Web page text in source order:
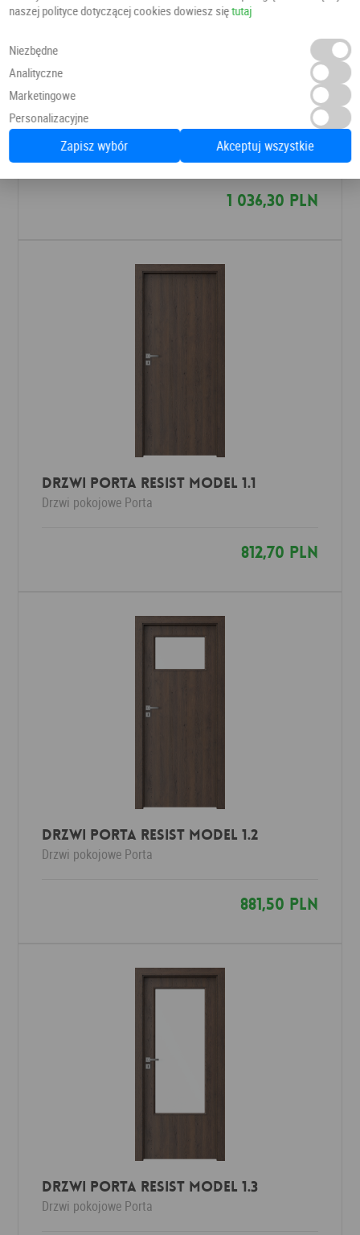
DRZWI PORTA FOCUS 4.B
Drzwi pokojowePorta
1 036,30 PLN
Drzwi Porta RESIST Model 1.1
Drzwi pokojowe Porta
812,70 PLN
Drzwi Porta RESIST Model 1.2
Drzwi pokojowe Porta
881,50 PLN
Drzwi Porta RESIST Model 1.3
Drzwi pokojowe Porta
naszej polityce dotyczącej cookies dowiesz siętutaj
Niezbędne
Analityczne
Marketingowe
Personalizacyjne
Zapisz wybór Akceptuj wszystkie